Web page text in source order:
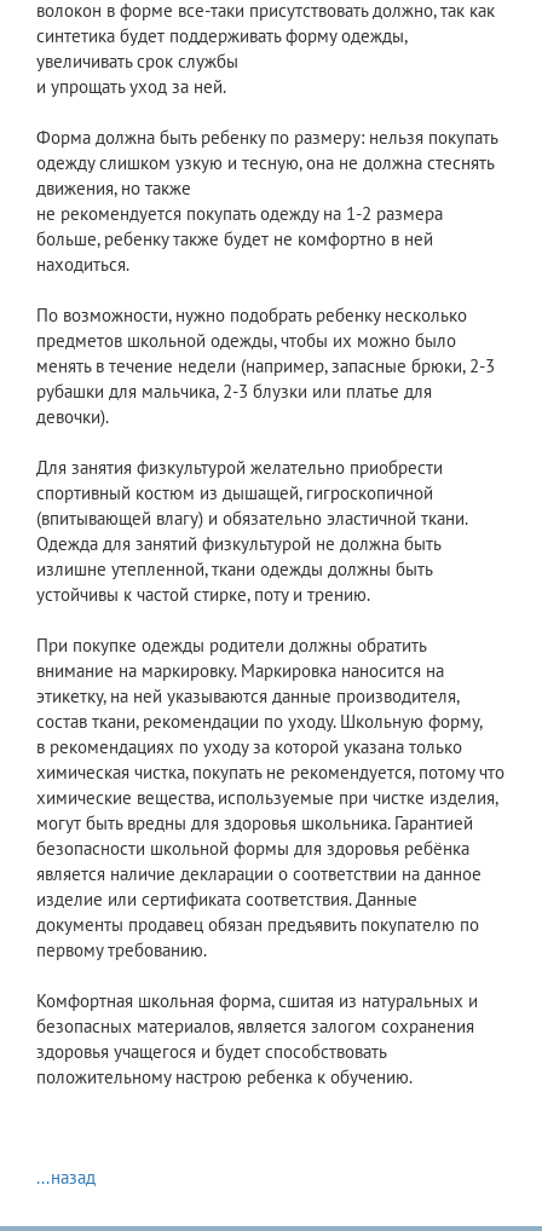
волокон в форме все-таки присутствовать должно, так как
синтетика будет поддерживать форму одежды,
увеличивать срок службы
и упрощать уход за ней.
Форма должна быть ребенку по размеру: нельзя покупать
одежду слишком узкую и тесную, она не должна стеснять
движения, но также
не рекомендуется покупать одежду на 1-2 размера
больше, ребенку также будет не комфортно в ней
находиться.
По возможности, нужно подобрать ребенку несколько
предметов школьной одежды, чтобы их можно было
менять в течение недели (например, запасные брюки, 2-3
рубашки для мальчика, 2-3 блузки или платье для
девочки).
Для занятия физкультурой желательно приобрести
спортивный костюм из дышащей, гигроскопичной
(впитывающей влагу) и обязательно эластичной ткани.
Одежда для занятий физкультурой не должна быть
излишне утепленной, ткани одежды должны быть
устойчивы к частой стирке, поту и трению.
При покупке одежды родители должны обратить
внимание на маркировку. Маркировка наносится на
этикетку, на ней указываются данные производителя,
состав ткани, рекомендации по уходу. Школьную форму,
в рекомендациях по уходу за которой указана только
химическая чистка, покупать не рекомендуется, потому что
химические вещества, используемые при чистке изделия,
могут быть вредны для здоровья школьника. Гарантией
безопасности школьной формы для здоровья ребёнка
является наличие декларации о соответствии на данное
изделие или сертификата соответствия. Данные
документы продавец обязан предъявить покупателю по
первому требованию.
Комфортная школьная форма, сшитая из натуральных и
безопасных материалов, является залогом сохранения
здоровья учащегося и будет способствовать
положительному настрою ребенка к обучению.
...назад